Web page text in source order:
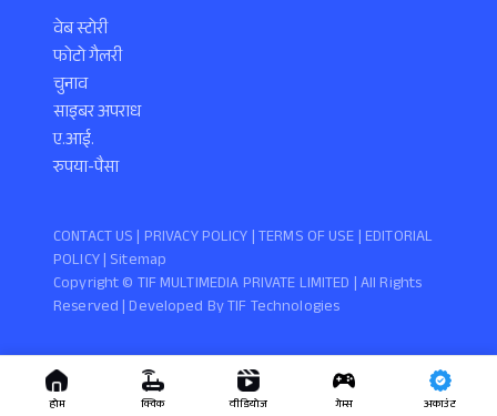
वेब स्टोरी
फोटो गैलरी
चुनाव
साइबर अपराध
ए.आई.
रुपया-पैसा
Copyright ©️ TIF MULTIMEDIA PRIVATE LIMITED | All Rights
Reserved | Developed ByTIF Technologies
CONTACT US | PRIVACY POLICY |TERMS OF USE | EDITORIAL
POLICY| Sitemap
होम क्विक वीडियोज गेम्स अकाउंट